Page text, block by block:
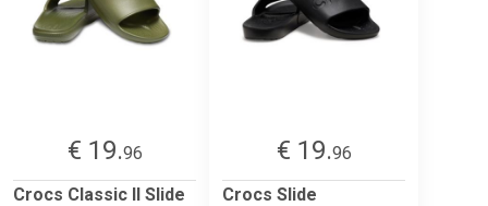
€ 19.96
Crocs Classic II Slide
€ 19.96
Crocs Slide